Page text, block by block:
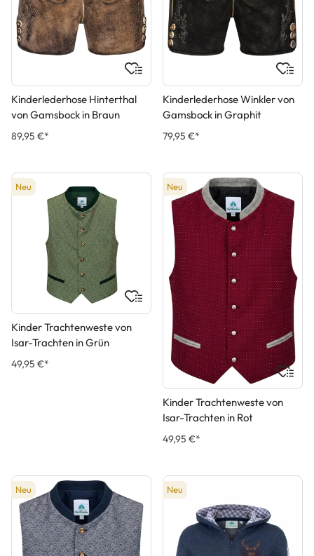
Kinderlederhose Hinterthal
von Gamsbock in Braun
89,95 €*
Kinderlederhose Winkler von
Gamsbock in Graphit
79,95 €*
Neu
Kinder Trachtenweste von
Isar-Trachten in Grün
49,95 €*
Neu
Kinder Trachtenweste von
Isar-Trachten in Rot
49,95 €*
Neu Neu